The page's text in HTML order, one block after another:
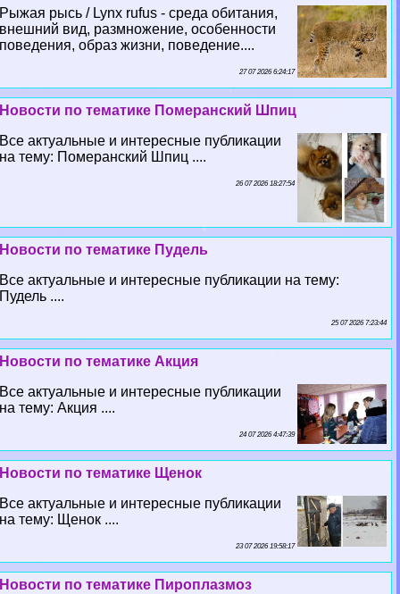
Рыжая рысь / Lynx rufus - среда обитания,
внешний вид, размножение, особенности
поведения, образ жизни, поведение....
27 07 2026 6:24:17
Новости по тематике Померанский Шпиц
Все актуальные и интересные публикации
на тему: Померанский Шпиц ....
26 07 2026 18:27:54
Новости по тематике Пудель
Все актуальные и интересные публикации на тему:
Пудель ....
25 07 2026 7:23:44
Новости по тематике Акция
Все актуальные и интересные публикации
на тему: Акция ....
24 07 2026 4:47:39
Новости по тематике Щенок
Все актуальные и интересные публикации
на тему: Щенок ....
23 07 2026 19:58:17
Новости по тематике Пироплазмоз